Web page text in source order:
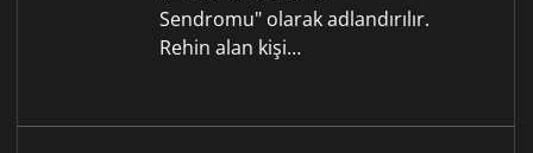
Sendromu" olarak adlandırılır.
Rehin alan kişi…